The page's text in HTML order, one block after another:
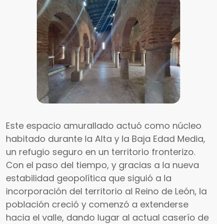
Este espacio amurallado actuó como núcleo
habitado durante la Alta y la Baja Edad Media,
un refugio seguro en un territorio fronterizo.
Con el paso del tiempo, y gracias a la nueva
estabilidad geopolítica que siguió a la
incorporación del territorio al Reino de León, la
población creció y comenzó a extenderse
hacia el valle, dando lugar al actual caserío de